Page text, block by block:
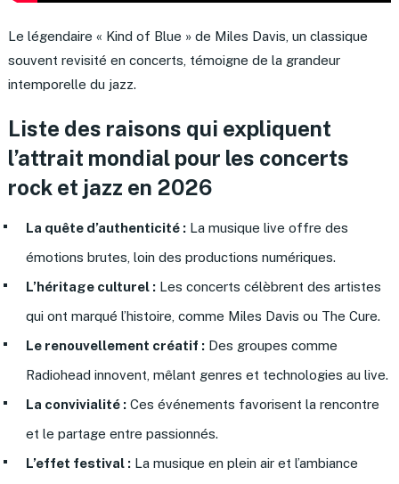
Le légendaire « Kind of Blue » de Miles Davis, un classique
souvent revisité en concerts, témoigne de la grandeur
intemporelle du jazz.
Liste des raisons qui expliquent
l’attrait mondial pour les concerts
rock et jazz en 2026
La quête d’authenticité :La musique live offre des
émotions brutes, loin des productions numériques.
L’héritage culturel :Les concerts célèbrent des artistes
qui ont marqué l’histoire, comme Miles Davis ou The Cure.
Le renouvellement créatif :Des groupes comme
Radiohead innovent, mêlant genres et technologies au live.
La convivialité :Ces événements favorisent la rencontre
et le partage entre passionnés.
L’effet festival :La musique en plein air et l’ambiance